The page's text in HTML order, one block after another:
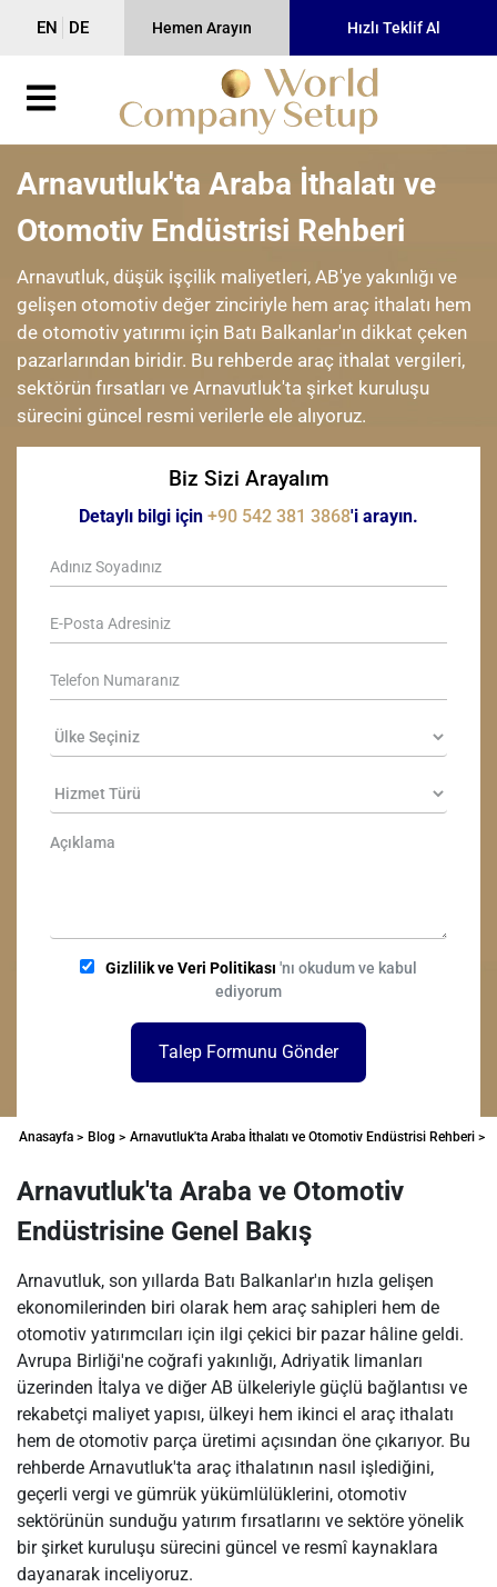
EN DE Hemen Arayın Hızlı Teklif Al
Arnavutluk'ta Araba İthalatı ve
Otomotiv Endüstrisi Rehberi
Arnavutluk, düşük işçilik maliyetleri, AB'ye yakınlığı ve
gelişen otomotiv değer zinciriyle hem araç ithalatı hem
de otomotiv yatırımı için Batı Balkanlar'ın dikkat çeken
pazarlarından biridir. Bu rehberde araç ithalat vergileri,
sektörün fırsatları ve Arnavutluk'ta şirket kuruluşu
sürecini güncel resmi verilerle ele alıyoruz.
Biz Sizi Arayalım
Detaylı bilgi için +90 542 381 3868'i arayın.
Gizlilik ve Veri Politikası 'nı okudum ve kabul
ediyorum
Talep Formunu Gönder
Anasayfa > Blog > Arnavutluk'ta Araba İthalatı ve Otomotiv Endüstrisi Rehberi >
Arnavutluk'ta Araba ve Otomotiv
Endüstrisine Genel Bakış
Arnavutluk, son yıllarda Batı Balkanlar'ın hızla gelişen
ekonomilerinden biri olarak hem araç sahipleri hem de
otomotiv yatırımcıları için ilgi çekici bir pazar hâline geldi.
Avrupa Birliği'ne coğrafi yakınlığı, Adriyatik limanları
üzerinden İtalya ve diğer AB ülkeleriyle güçlü bağlantısı ve
rekabetçi maliyet yapısı, ülkeyi hem ikinci el araç ithalatı
hem de otomotiv parça üretimi açısından öne çıkarıyor. Bu
rehberde Arnavutluk'ta araç ithalatının nasıl işlediğini,
geçerli vergi ve gümrük yükümlülüklerini, otomotiv
sektörünün sunduğu yatırım fırsatlarını ve sektöre yönelik
bir şirket kuruluşu sürecini güncel ve resmî kaynaklara
dayanarak inceliyoruz.